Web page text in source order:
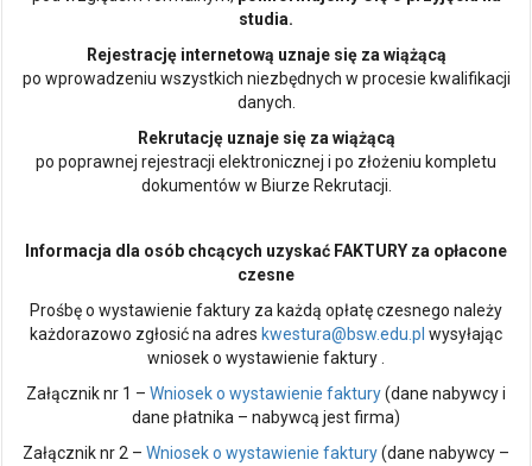
studia.
Rejestrację internetową uznaje się za wiążącą
po wprowadzeniu wszystkich niezbędnych w procesie kwalifikacji
danych.
Rekrutację uznaje się za wiążącą
po poprawnej rejestracji elektronicznej i po złożeniu kompletu
dokumentów w Biurze Rekrutacji.
Informacja dla osób chcących uzyskać FAKTURY za opłacone
czesne
Prośbę o wystawienie faktury za każdą opłatę czesnego należy
każdorazowo zgłosić na adres kwestura@bsw.edu.pl wysyłając
wniosek o wystawienie faktury .
Załącznik nr 1 – Wniosek o wystawienie faktury(dane nabywcy i
dane płatnika – nabywcą jest firma)
Załącznik nr 2 – Wniosek o wystawienie faktury(dane nabywcy –